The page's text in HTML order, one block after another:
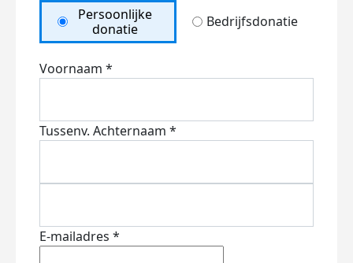
Persoonlijke
donatie
Bedrijfsdonatie
Voornaam *
Tussenv. Achternaam *
E-mailadres *